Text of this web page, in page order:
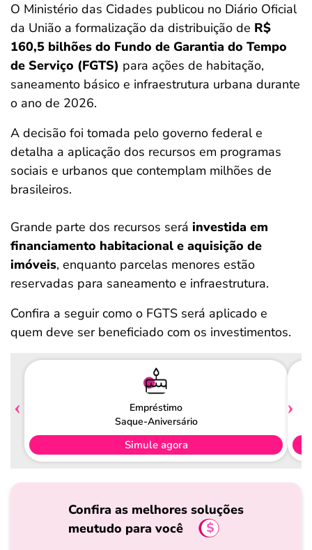
O Ministério das Cidades publicou no Diário Oficial
da União a formalização da distribuição de R$
160,5 bilhões do Fundo de Garantia do Tempo
de Serviço (FGTS) para ações de habitação,
saneamento básico e infraestrutura urbana durante
o ano de 2026.
A decisão foi tomada pelo governo federal e
detalha a aplicação dos recursos em programas
sociais e urbanos que contemplam milhões de
brasileiros.
Grande parte dos recursos será investida em
financiamento habitacional e aquisição de
imóveis, enquanto parcelas menores estão
reservadas para saneamento e infraestrutura.
Confira a seguir como o FGTS será aplicado e
quem deve ser beneficiado com os investimentos.
Empréstimo
Saque-Aniversário
Simule agora
Confira as melhores soluções
meutudo para você